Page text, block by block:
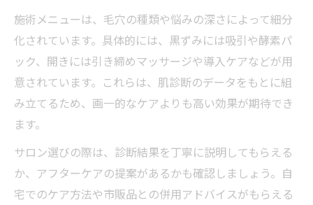
施術メニューは、毛穴の種類や悩みの深さによって細分
化されています。具体的には、黒ずみには吸引や酵素パ
ック、開きには引き締めマッサージや導入ケアなどが用
意されています。これらは、肌診断のデータをもとに組
み立てるため、画一的なケアよりも高い効果が期待でき
ます。
サロン選びの際は、診断結果を丁寧に説明してもらえる
か、アフターケアの提案があるかも確認しましょう。自
宅でのケア方法や市販品との併用アドバイスがもらえる